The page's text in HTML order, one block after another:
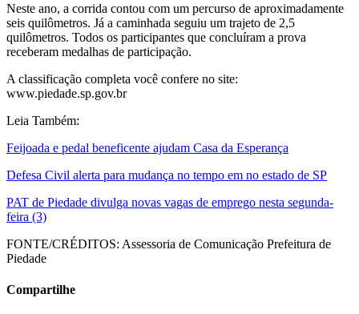
Neste ano, a corrida contou com um percurso de aproximadamente
seis quilômetros. Já a caminhada seguiu um trajeto de 2,5
quilômetros. Todos os participantes que concluíram a prova
receberam medalhas de participação.
A classificação completa você confere no site:
www.piedade.sp.gov.br
Leia Também:
Feijoada e pedal beneficente ajudam Casa da Esperança
Defesa Civil alerta para mudança no tempo em no estado de SP
PAT de Piedade divulga novas vagas de emprego nesta segunda-
feira (3)
FONTE/CRÉDITOS: Assessoria de Comunicação Prefeitura de
Piedade
Compartilhe